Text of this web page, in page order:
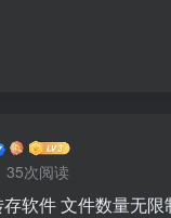
35次阅读
软件 文件数量无限